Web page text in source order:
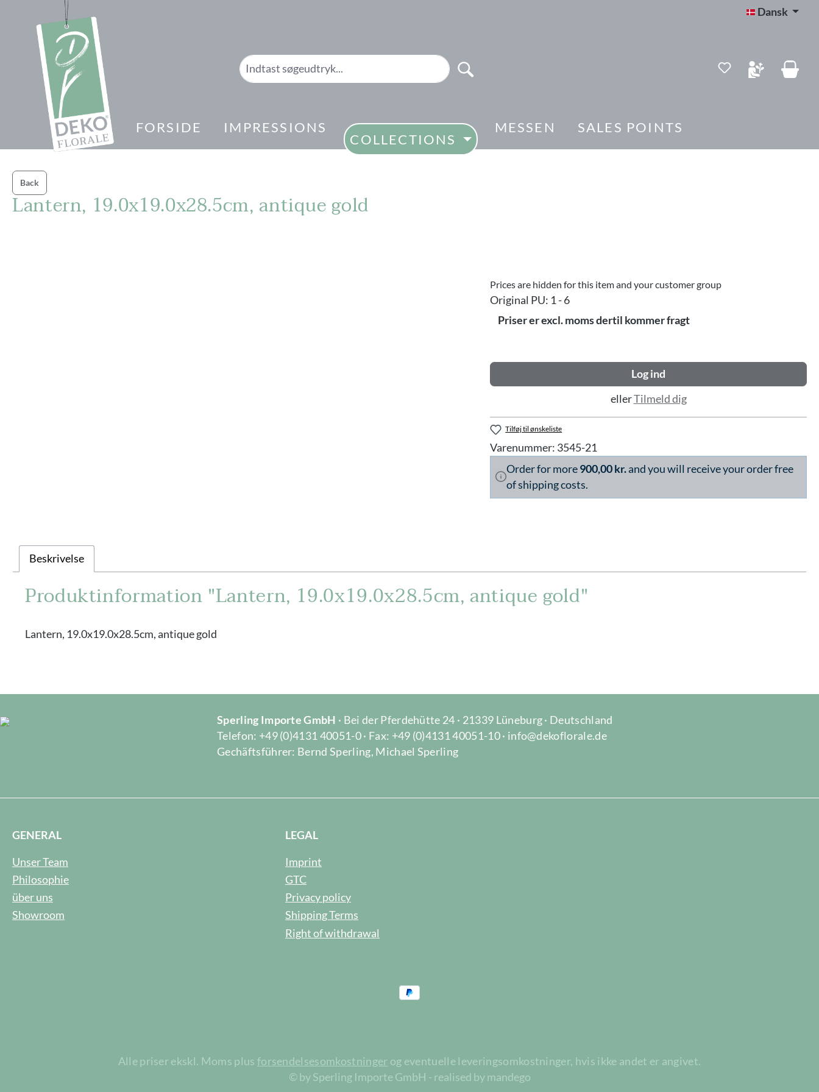
Gå til hovednavigation Dansk
Du har 0
FORSIDE IMPRESSIONS
COLLECTIONS
MESSEN SALES POINTS
Back
Lantern, 19.0x19.0x28.5cm, antique gold
Prices are hidden for this item and your customer group
Original PU: 1 - 6
Priser er excl. moms dertil kommer fragt
Log ind
ellerTilmeld dig
Tilføj til ønskeliste
Varenummer: 3545-21
Order for more900,00 kr.and you will receive your order free
of shipping costs.
Beskrivelse
Produktinformation "Lantern, 19.0x19.0x28.5cm, antique gold"
Lantern, 19.0x19.0x28.5cm, antique gold
Sperling Importe GmbH · Bei der Pferdehütte 24 · 21339 Lüneburg · Deutschland
Telefon: +49 (0)4131 40051-0 · Fax: +49 (0)4131 40051-10 · info@dekoflorale.de
Gechäftsführer: Bernd Sperling, Michael Sperling
GENERAL
Unser Team
Philosophie
über uns
Showroom
LEGAL
Imprint
GTC
Privacy policy
Shipping Terms
Right of withdrawal
Alle priser ekskl. Moms plus forsendelsesomkostninger og eventuelle leveringsomkostninger, hvis ikke andet er angivet.
© by Sperling Importe GmbH - realised by mandego